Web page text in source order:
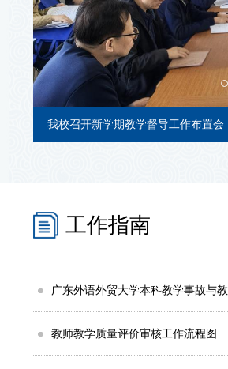
新学期本科教学工作布置会聚焦复合
工作指南
广东外语外贸大学本科教学事故与
教师教学质量评价审核工作流程图